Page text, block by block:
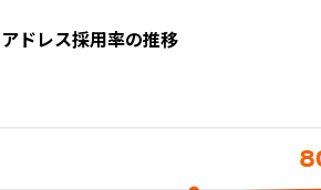
ドレス採用率の推移